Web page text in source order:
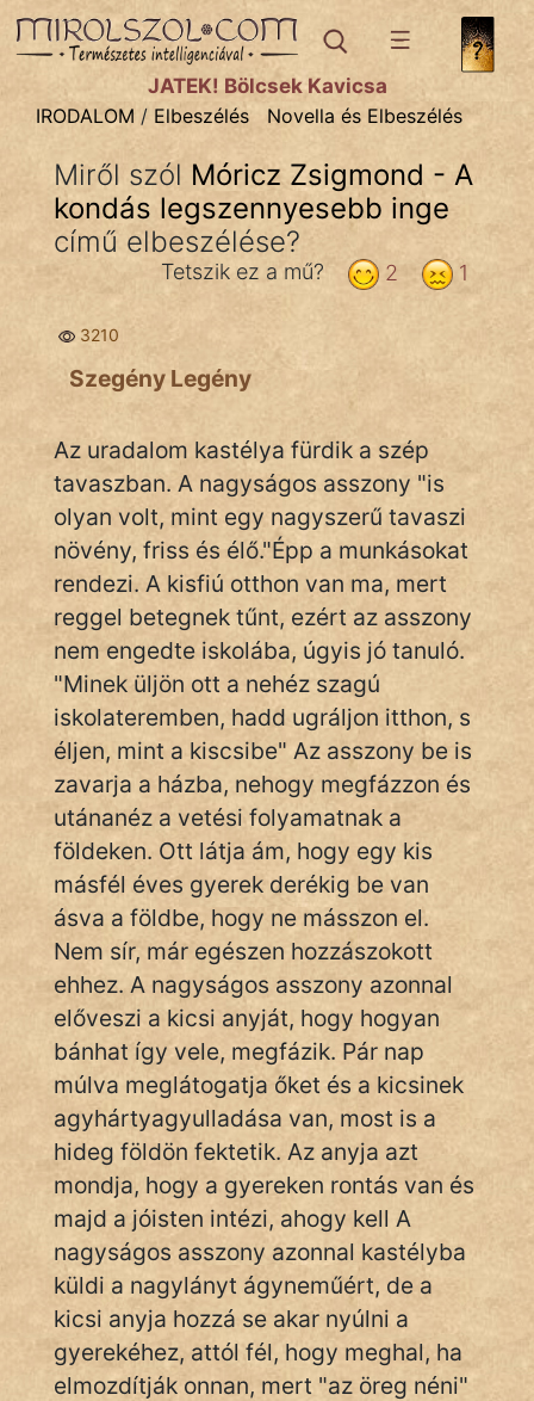
IRODALOMtémák:
Dráma
Költemény
Eposz
Komédia
Kötelező
Legenda
Mese
Mitológia
Monda
Novella
És
Elbeszélés
Regény
Tanmese
Vers
IRODALOM
SZÓLÁS
És
KÖZMONDÁS
PSZICHO
ZENE
FILM
ÉLETMÓD
MAGYARSÁG
És
JÁTÉK! Bölcsek Kavicsa
IRODALOM / Elbeszélés Novella és Elbeszélés
Miről szól Móricz Zsigmond - A
kondás legszennyesebb inge
című elbeszélése?
1
2
Tetszik ez a mű?
3210
Szegény Legény
Az uradalom kastélya fürdik a szép
tavaszban. A nagyságos asszony "is
olyan volt, mint egy nagyszerű tavaszi
növény, friss és élő."Épp a munkásokat
rendezi. A kisfiú otthon van ma, mert
reggel betegnek tűnt, ezért az asszony
nem engedte iskolába, úgyis jó tanuló.
"Minek üljön ott a nehéz szagú
iskolateremben, hadd ugráljon itthon, s
éljen, mint a kiscsibe" Az asszony be is
zavarja a házba, nehogy megfázzon és
utánanéz a vetési folyamatnak a
földeken. Ott látja ám, hogy egy kis
másfél éves gyerek derékig be van
ásva a földbe, hogy ne másszon el.
Nem sír, már egészen hozzászokott
ehhez. A nagyságos asszony azonnal
előveszi a kicsi anyját, hogy hogyan
bánhat így vele, megfázik. Pár nap
múlva meglátogatja őket és a kicsinek
agyhártyagyulladása van, most is a
hideg földön fektetik. Az anyja azt
mondja, hogy a gyereken rontás van és
majd a jóisten intézi, ahogy kell A
nagyságos asszony azonnal kastélyba
küldi a nagylányt ágyneműért, de a
kicsi anyja hozzá se akar nyúlni a
gyerekéhez, attól fél, hogy meghal, ha
elmozdítják onnan, mert "az öreg néni"